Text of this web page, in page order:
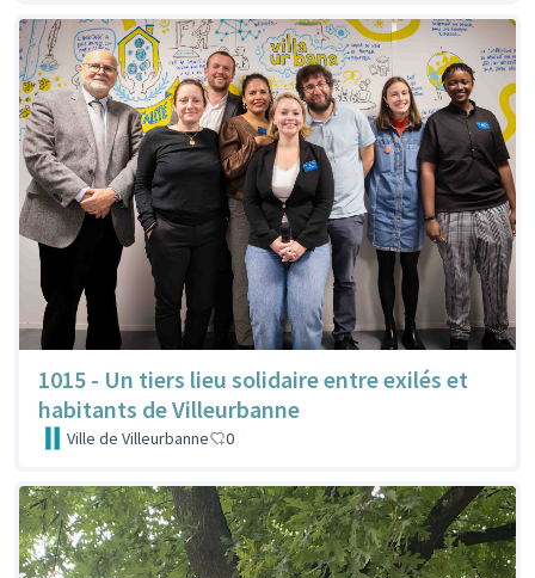
1015 - Un tiers lieu solidaire entre exilés et
habitants de Villeurbanne
Ville de Villeurbanne 0